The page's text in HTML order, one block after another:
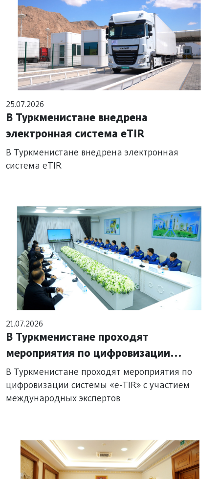
25.07.2026
В Туркменистане внедрена
электронная система eTIR
В Туркменистане внедрена электронная
система eTIR
21.07.2026
В Туркменистане проходят
мероприятия по цифровизации
системы «e-TIR» с участием
международных экспертов
В Туркменистане проходят мероприятия по
цифровизации системы «e-TIR» с участием
международных экспертов